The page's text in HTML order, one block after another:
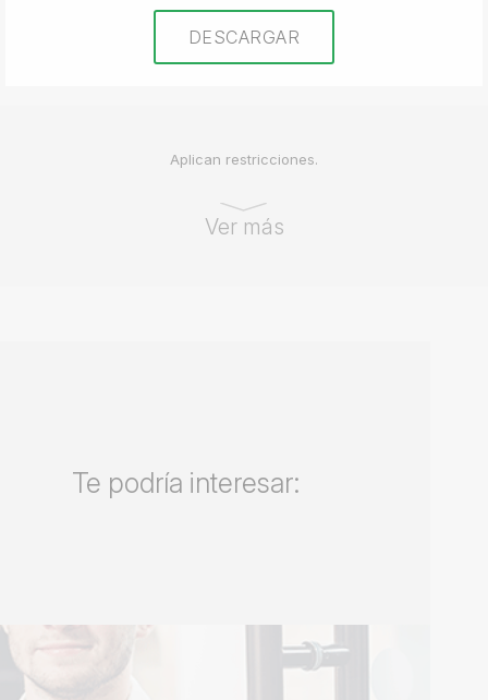
DESCARGAR
Aplican restricciones.
Ver más
Te podría interesar: